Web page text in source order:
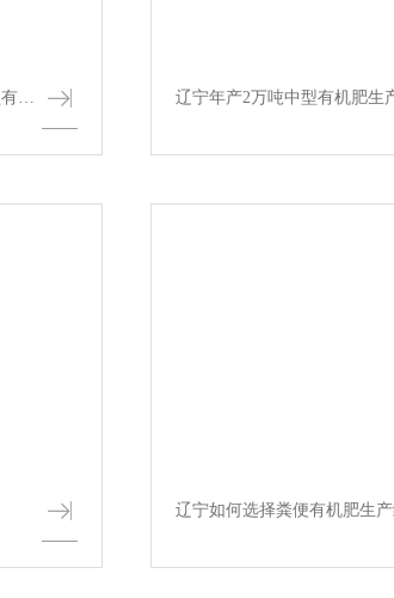
辽宁小型|年产3000-5000吨小型有机肥生产线...
辽宁如何选择粪便有机肥生